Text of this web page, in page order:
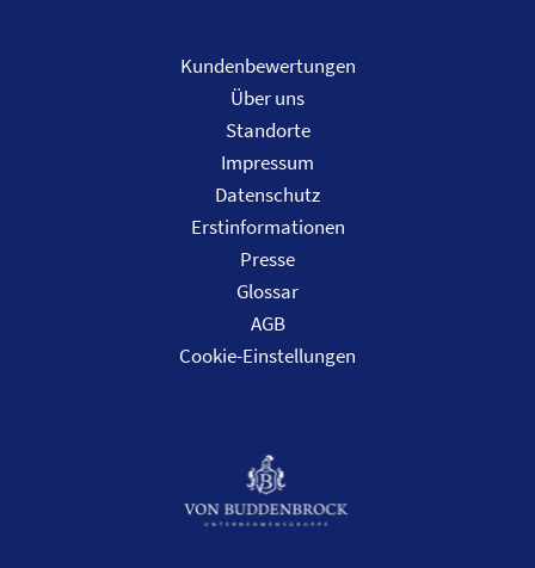
Kundenbewertungen
Über uns
Standorte
Impressum
Datenschutz
Erstinformationen
Presse
Glossar
AGB
Cookie-Einstellungen